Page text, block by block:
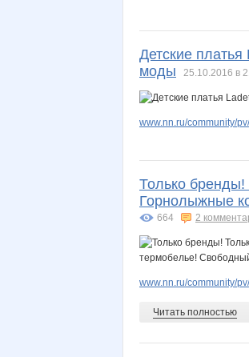
Детские
моды
25.10.2016 в
www.nn.ru/community/
Только бренды!
Горнолыжные
664 2
www.nn.ru/community/
Читать полностью